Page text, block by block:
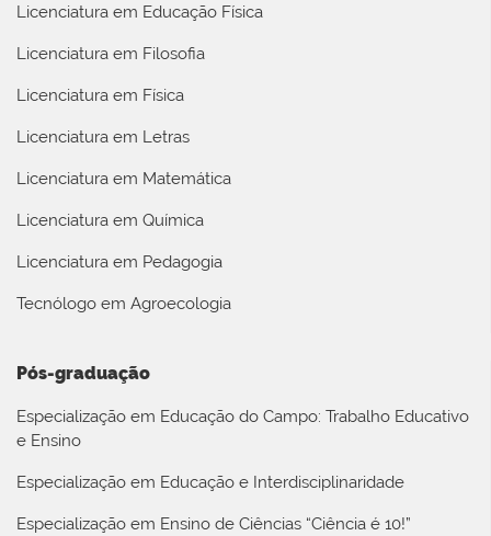
Licenciatura em Educação Física
Licenciatura em Filosofia
Licenciatura em Física
Licenciatura em Letras
Licenciatura em Matemática
Licenciatura em Química
Licenciatura em Pedagogia
Tecnólogo em Agroecologia
Pós-graduação
Especialização em Educação do Campo: Trabalho Educativo
e Ensino
Especialização em Educação e Interdisciplinaridade
Especialização em Ensino de Ciências “Ciência é 10!”